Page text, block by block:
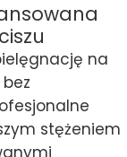
na
stężeniem